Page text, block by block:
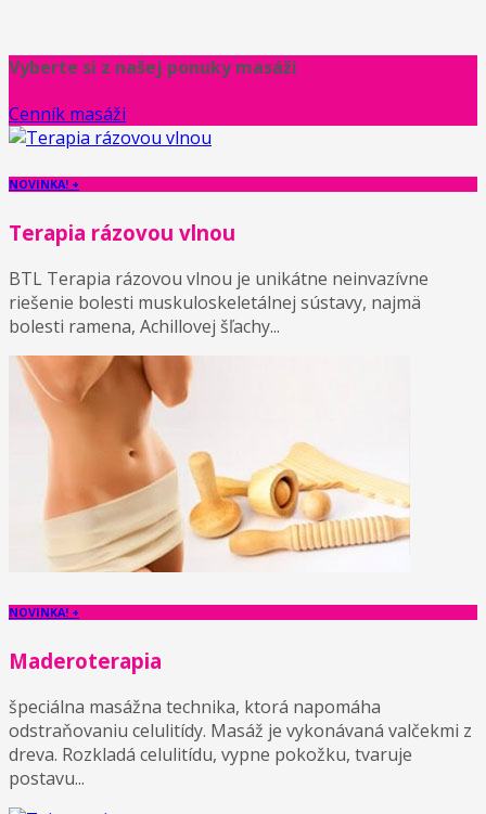
Vyberte si z našej ponuky masáži
Cenník masáži
NOVINKA! +
Terapia rázovou vlnou
BTL Terapia rázovou vlnou je unikátne neinvazívne
riešenie bolesti muskuloskeletálnej sústavy, najmä
bolesti ramena, Achillovej šľachy...
NOVINKA! +
Maderoterapia
špeciálna masážna technika, ktorá napomáha
odstraňovaniu celulitídy. Masáž je vykonávaná valčekmi z
dreva. Rozkladá celulitídu, vypne pokožku, tvaruje
postavu...